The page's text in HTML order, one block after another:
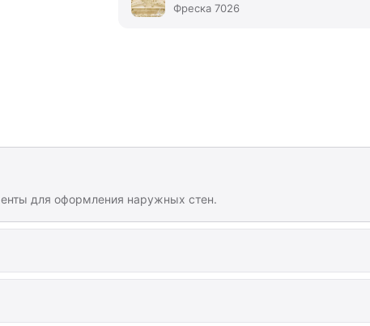
Фреска 7026
для оформления наружных стен.